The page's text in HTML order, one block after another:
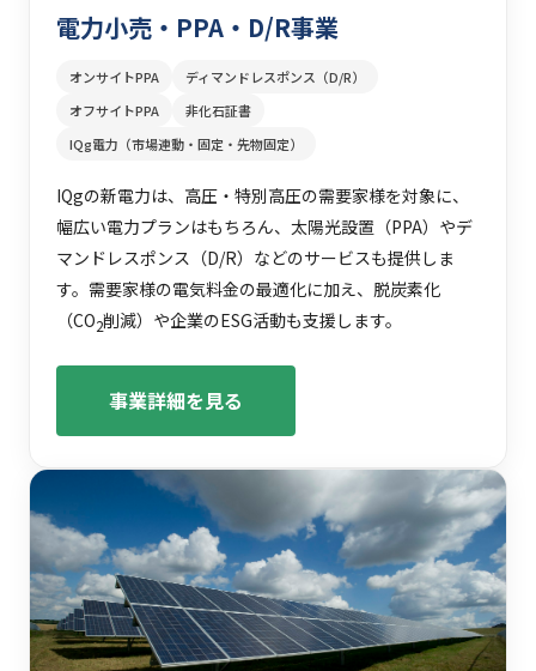
電力小売・PPA・D/R事業
オンサイトPPA
ディマンドレスポンス（D/R）
オフサイトPPA
非化石証書
IQg電力（市場連動・固定・先物固定）
IQgの新電力は、高圧・特別高圧の需要家様を対象に、
幅広い電力プランはもちろん、太陽光設置（PPA）やデ
マンドレスポンス（D/R）などのサービスも提供しま
す。需要家様の電気料金の最適化に加え、脱炭素化
（CO2削減）や企業のESG活動も支援します。
事業詳細を見る